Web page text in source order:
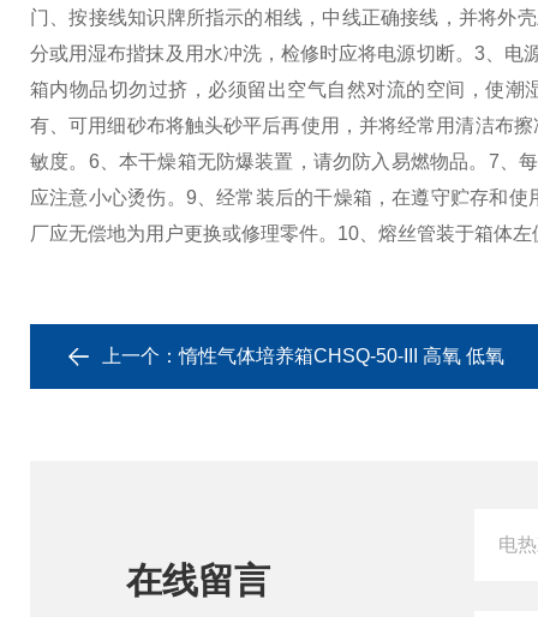
门、按接线知识牌所指示的相线，中线正确接线，并将外
分或用湿布揩抹及用水冲洗，检修时应将电源切断。 3、电
箱内物品切勿过挤，必须留出空气自然对流的空间，使潮
有、可用细砂布将触头砂平后再使用，并将经常用清洁布
敏度。 6、本干燥箱无防爆装置，请勿防入易燃物品。 7、
应注意小心烫伤。 9、经常装后的干燥箱，在遵守贮存和
厂应无偿地为用户更换或修理零件。 10、熔丝管装于箱体
上一个：惰性气体培养箱CHSQ-50-III 高氧 低氧
在线留言